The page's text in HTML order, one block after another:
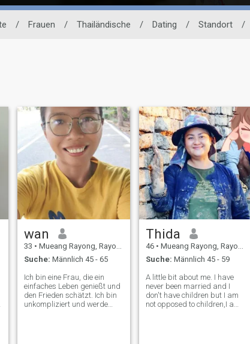
/ Frauen / Thailändische / Dating / Standort /
wan
33 • Mueang Rayong, Rayong, Thailand
Suche: Männlich 45 - 65
Ich bin eine Frau, die ein
einfaches Leben genießt und
den Frieden schätzt. Ich bin
unkompliziert und werde
Thida
46 • Mueang Rayong, Rayong, Thailand
Suche: Männlich 45 - 59
A little bit about me. I have
never been married and I
don't have children but I am
not opposed to children,I am